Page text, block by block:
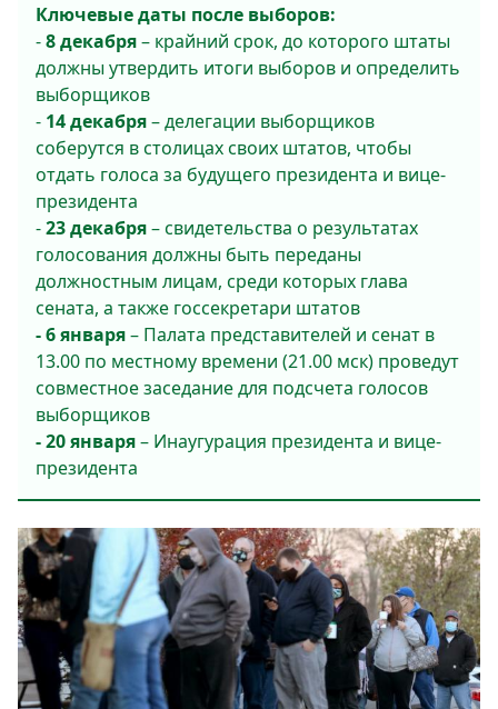
Ключевые даты после выборов:
-8 декабря– крайний срок, до которого штаты
должны утвердить итоги выборов и определить
выборщиков
- 14 декабря– делегации выборщиков
соберутся в столицах своих штатов, чтобы
отдать голоса за будущего президента и вице-
президента
-23 декабря– свидетельства о результатах
голосования должны быть переданы
должностным лицам, среди которых глава
сената, а также госсекретари штатов
- 6 января– Палата представителей и сенат в
13.00 по местному времени (21.00 мск) проведут
совместное заседание для подсчета голосов
выборщиков
- 20 января– Инаугурация президента и вице-
президента